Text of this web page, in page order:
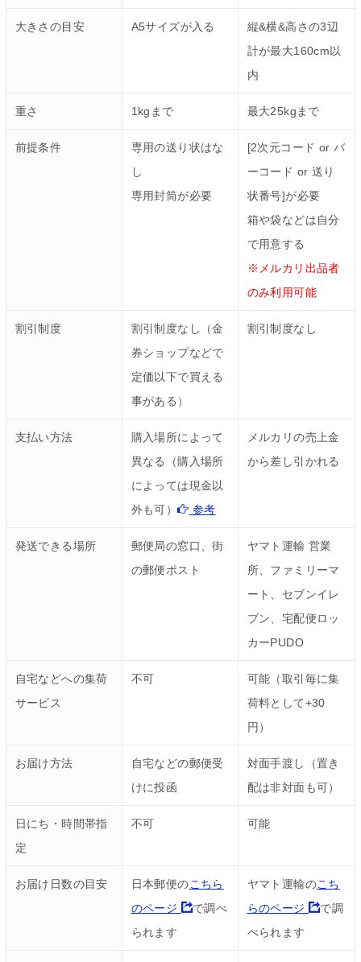
大きさの目安 A5サイズが入る
縦&横&高さの3辺
計が最大160cm以
内
重さ 1kgまで 最大25kgまで
前提条件
専用の送り状はな
し
専用封筒が必要
[2次元コード or バ
ーコード or 送り
状番号]が必要
箱や袋などは自分
で用意する
※メルカリ出品者
のみ利用可能
割引制度
割引制度なし（金
券ショップなどで
定価以下で買える
事がある）
割引制度なし
支払い方法
購入場所によって
異なる（購入場所
によっては現金以
外も可）
参考
メルカリの売上金
から差し引かれる
発送できる場所
郵便局の窓口、街
の郵便ポスト
ヤマト運輸 営業
所、ファミリーマ
ート、セブンイレ
ブン、宅配便ロッ
カーPUDO
自宅などへの集荷
サービス
不可
可能（取引毎に集
荷料として+30
円）
お届け方法
自宅などの郵便受
けに投函
対面手渡し（置き
配は非対面も可）
日にち・時間帯指
定
不可 可能
お届け日数の目安 日本郵便のこちら
のページ
で調べ
られます
ヤマト運輸のこち
らのページ
で調
べられます